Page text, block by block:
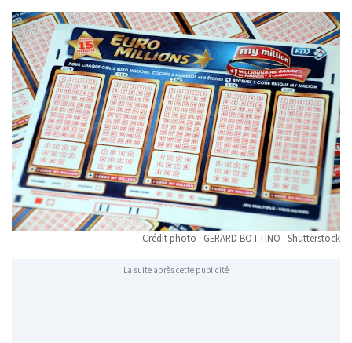
Crédit photo : GERARD BOTTINO : Shutterstock
La suite après cette publicité